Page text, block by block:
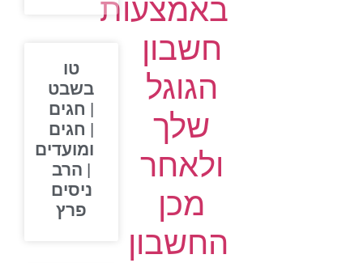
באמצעות
חשבון
הגוגל
שלך
ולאחר
מכן
החשבון
בשבט
| חגים
| חגים
ומועדים
| הרב
ניסים
פרץ